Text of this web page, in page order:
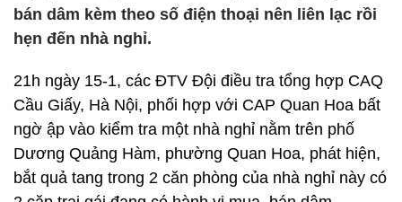
bán dâm kèm theo số điện thoại nên liên lạc rồi
hẹn đến nhà nghỉ.
21h ngày 15-1, các ĐTV Đội điều tra tổng hợp CAQ
Cầu Giấy, Hà Nội, phối hợp với CAP Quan Hoa bất
ngờ ập vào kiểm tra một nhà nghỉ nằm trên phố
Dương Quảng Hàm, phường Quan Hoa, phát hiện,
bắt quả tang trong 2 căn phòng của nhà nghỉ này có